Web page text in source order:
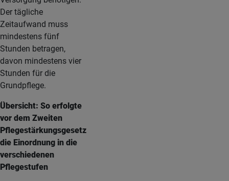
Der tägliche
Zeitaufwand muss
mindestens fünf
Stunden betragen,
davon mindestens vier
Stunden für die
Grundpflege.
Übersicht: So erfolgte
vor dem Zweiten
Pflegestärkungsgesetz
die Einordnung in die
verschiedenen
Pflegestufen